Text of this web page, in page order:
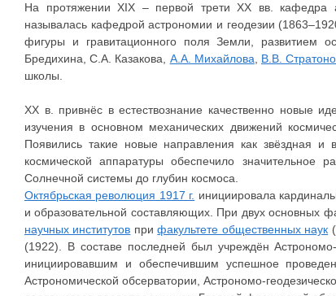
На протяжении XIX – первой трети ХХ вв. кафедра
называлась кафедрой астрономии и геодезии
фигуры и гравитационного поля Земли, развитием
Бредихина, С.А. Казакова, А.А. Михайлова В.В.
школы.
ХХ в. привнёс в естествознание качественно новые
изучения в основном механических движений
Появились такие новые направления как звёздная и
космической аппаратуры обеспечило
Солнечной системы до глубин космоса.
Октябрьская революция 1917 г. инициировала
и образовательной составляющих. При двух основных
научных институтов прифакультете общественных наук
(1922). В составе последней был учреждён
инициировавшим и обеспечившим успешное
Астрономической обсерватории, Астрономо-